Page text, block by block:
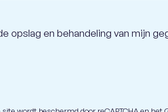
opslag en behandeling van mijn